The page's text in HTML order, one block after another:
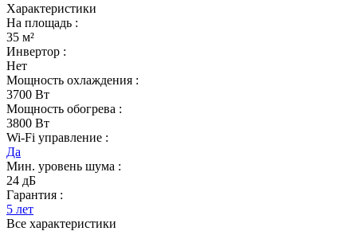
Характеристики
На площадь :
35 м²
Инвертор :
Нет
Мощность охлаждения :
3700 Вт
Мощность обогрева :
3800 Вт
Wi-Fi управление :
Да
Мин. уровень шума :
24 дБ
Гарантия :
5 лет
Все характеристики